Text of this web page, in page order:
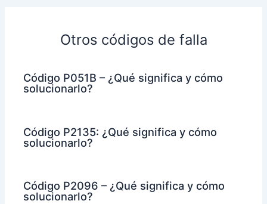
Otros códigos de falla
Código P051B – ¿Qué significa y cómo
solucionarlo?
Código P2135: ¿Qué significa y cómo
solucionarlo?
Código P2096 – ¿Qué significa y cómo
solucionarlo?